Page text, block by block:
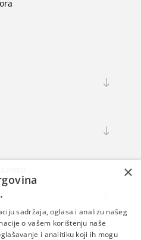
×
sadržaja, oglasa i analizu našeg
o vašem korištenju naše
i analitiku koji ih mogu